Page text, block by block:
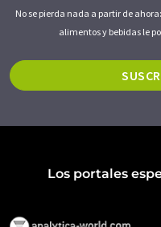
No se pierda nada a partir de
alimentos y bebidas le
Los portales